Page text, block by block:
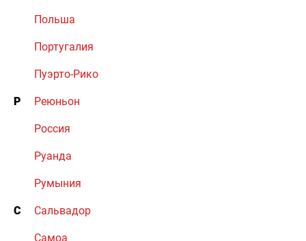
Польша
Португалия
Пуэрто-Рико
Р Реюньон
Россия
Руанда
Румыния
С Сальвадор
Самоа